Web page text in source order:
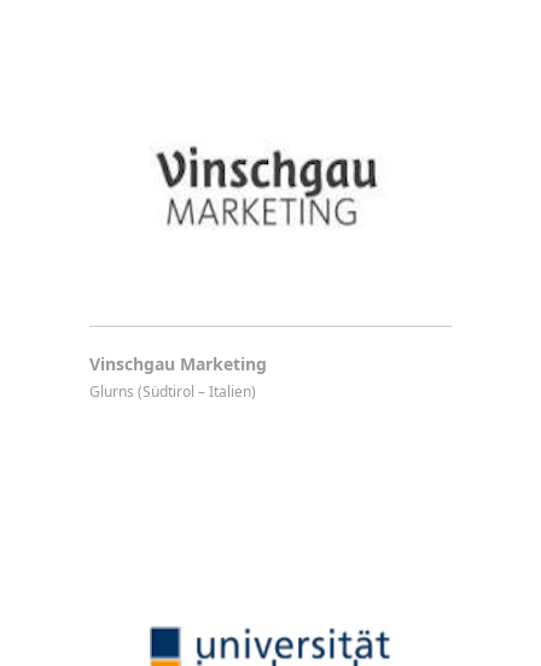
Vinschgau Marketing
Glurns (Südtirol – Italien)